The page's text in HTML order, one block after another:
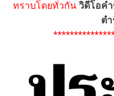
ทราบโดยทั่วกัน วิดีโอค
ต